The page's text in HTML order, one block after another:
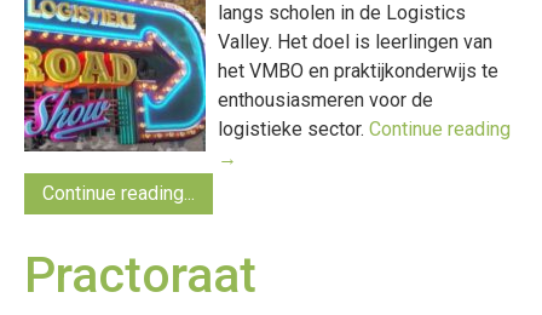
langs scholen in de Logistics
Valley. Het doel is leerlingen van
het VMBO en praktijkonderwijs te
enthousiasmeren voor de
logistieke sector. Continue reading
→
Continue reading...
Practoraat